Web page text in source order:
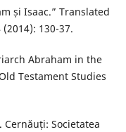
și Isaac.” Translated
130-37.
Abraham in the
Testament Studies
Cernăuți: Societatea